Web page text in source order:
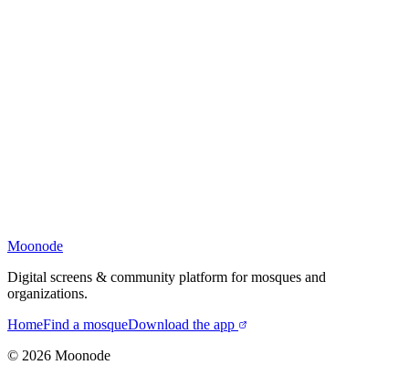
Moonode
Digital screens & community platform for mosques and
organizations.
HomeFind a mosqueDownload the app
© 2026 Moonode